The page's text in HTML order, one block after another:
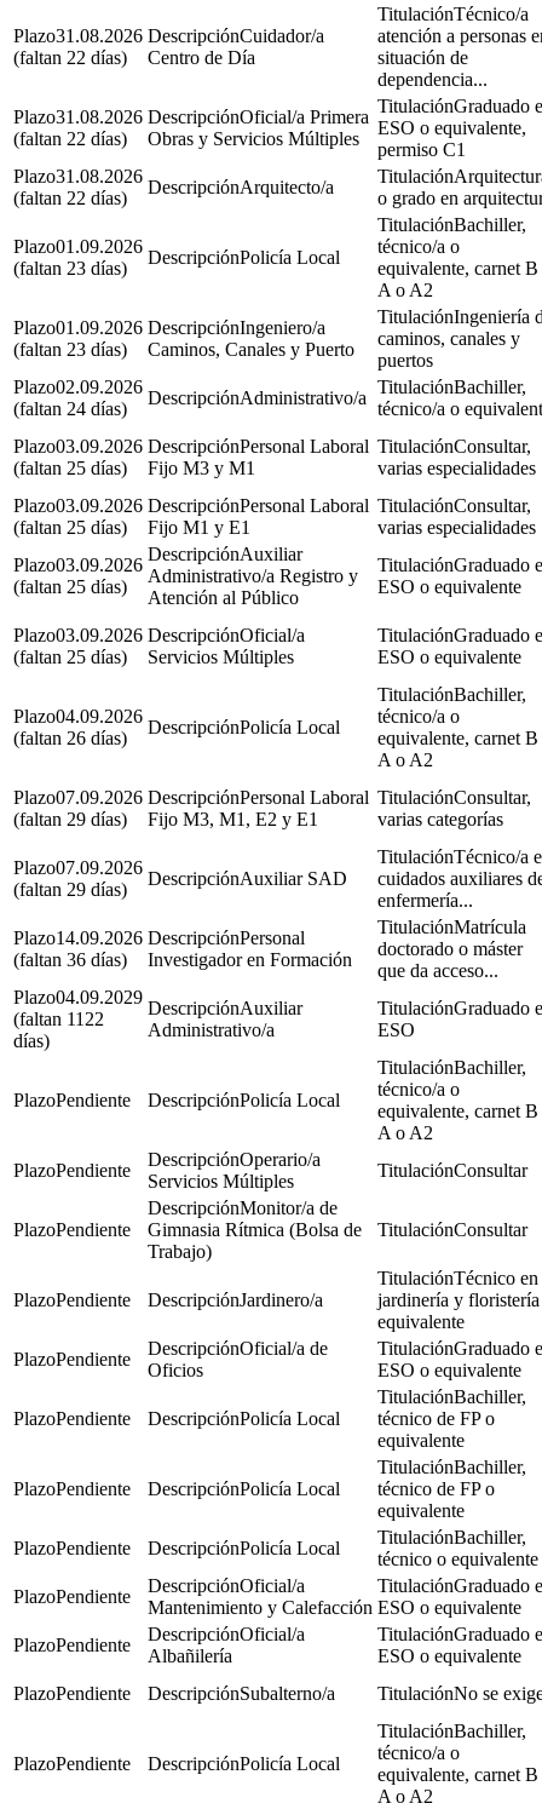
31.08.2026
(faltan 22 días)
Cuidador/a
Centro de Día
Técnico/a
atención a personas
situación de
dependencia...
31.08.2026
(faltan 22 días)
Oficial/a Primera
Obras y Servicios Múltiples
Graduado
ESO o equivalente,
permiso C1
31.08.2026
(faltan 22 días)
Arquitecto/a
o grado en
01.09.2026
(faltan 23 días)
Policía Local
Bachiller,
técnico/a o
equivalente, carnet
A o A2
01.09.2026
(faltan 23 días)
Ingeniero/a
Caminos, Canales y Puerto
Ingeniería
caminos, canales y
puertos
02.09.2026
(faltan 24 días)
Administrativo/a
Bachiller,
técnico/a o
03.09.2026
(faltan 25 días)
Personal Laboral
Fijo M3 y M1
Consultar,
varias especialidades
03.09.2026
(faltan 25 días)
Personal Laboral
Fijo M1 y E1
Consultar,
varias especialidades
03.09.2026
(faltan 25 días)
Auxiliar
Administrativo/a Registro y
Atención al Público
Graduado
ESO o equivalente
03.09.2026
(faltan 25 días)
Oficial/a
Servicios Múltiples
Graduado
ESO o equivalente
04.09.2026
(faltan 26 días)
Policía Local
Bachiller,
técnico/a o
equivalente, carnet
A o A2
07.09.2026
(faltan 29 días)
Personal Laboral
Fijo M3, M1, E2 y E1
Consultar,
varias categorías
07.09.2026
(faltan 29 días)
Auxiliar SAD
Técnico/a
cuidados auxiliares
enfermería...
14.09.2026
(faltan 36 días)
Personal
Investigador en Formación
Matrícula
doctorado o máster
que da acceso...
04.09.2029
(faltan 1122
días)
Auxiliar
Administrativo/a
Graduado
ESO
Pendiente Policía Local
Bachiller,
técnico/a o
equivalente, carnet
A o A2
Pendiente
Operario/a
Servicios Múltiples
Consultar
Pendiente
Monitor/a de
Gimnasia Rítmica (Bolsa de
Trabajo)
Consultar
Pendiente Jardinero/a
Técnico en
jardinería y
equivalente
Pendiente
Oficial/a de
Oficios
Graduado
ESO o equivalente
Pendiente Policía Local
Bachiller,
técnico de FP o
equivalente
Pendiente Policía Local
Bachiller,
técnico de FP o
equivalente
Pendiente
Policía Local
Bachiller,
técnico o equivalente
Pendiente
Oficial/a
Mantenimiento y Calefacción
Graduado
ESO o equivalente
Pendiente
Oficial/a
Albañilería
Graduado
ESO o equivalente
Pendiente
Subalterno/a No se
Pendiente Policía Local
Bachiller,
técnico/a o
equivalente, carnet
A o A2